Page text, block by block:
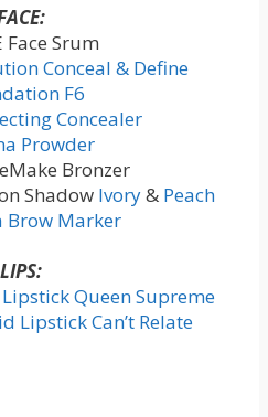
Face Srum
Conceal & Define
F6
Concealer
Prowder
Bronzer
ShadowIvory& Peach
Brow Marker
LIPS:
Queen Supreme
Lipstick Can’t Relate